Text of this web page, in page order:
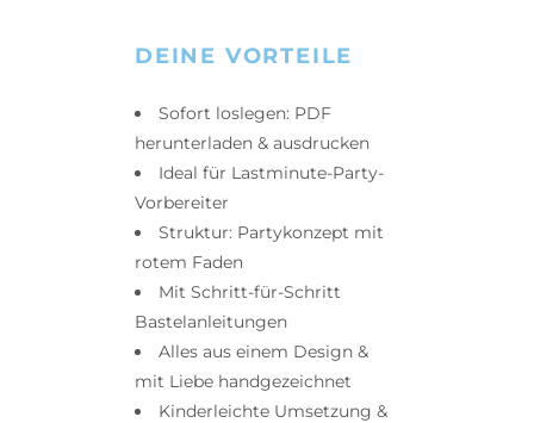
DEINE VORTEILE
Sofort loslegen: PDF
herunterladen & ausdrucken
Ideal für Lastminute-Party-
Vorbereiter
Struktur: Partykonzept mit
rotem Faden
Mit Schritt-für-Schritt
Bastelanleitungen
Alles aus einem Design &
mit Liebe handgezeichnet
Kinderleichte Umsetzung &